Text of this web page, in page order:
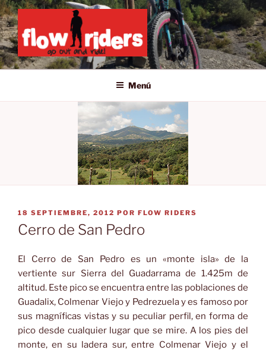
Saltar
al
contenido
GO OUT AND RIDE!
Menú
PUBLICADO
EL
18 SEPTIEMBRE, 2012 POR FLOW RIDERS
Cerro de San Pedro
El Cerro de San Pedro es un «monte isla» de la
vertiente sur Sierra del Guadarrama de 1.425m de
altitud. Este pico se encuentra entre las poblaciones de
Guadalix, Colmenar Viejo y Pedrezuela y es famoso por
sus magníficas vistas y su peculiar perfil, en forma de
pico desde cualquier lugar que se mire. A los pies del
monte, en su ladera sur, entre Colmenar Viejo y el